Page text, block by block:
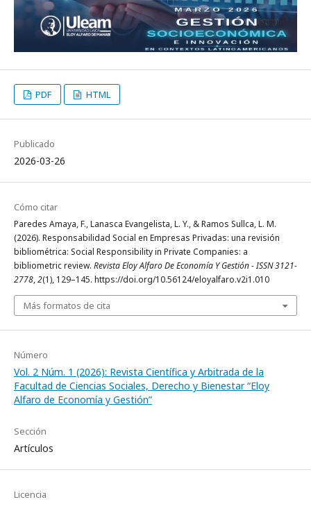
PDF HTML
Publicado
2026-03-26
Cómo citar
Paredes Amaya, F., Lanasca Evangelista, L. Y., & Ramos Sullca, L. M.
(2026). Responsabilidad Social en Empresas Privadas: una revisión
bibliométrica: Social Responsibility in Private Companies: a
bibliometric review. Revista Eloy Alfaro De Economía Y Gestión - ISSN 3121-
2778,2(1), 129–145. https://doi.org/10.56124/eloyalfaro.v2i1.010
Más formatos de cita
Número
Vol. 2 Núm. 1 (2026): Revista Científica y Arbitrada de la
Facultad de Ciencias Sociales, Derecho y Bienestar “Eloy
Alfaro de Economía y Gestión”
Sección
Artículos
Licencia